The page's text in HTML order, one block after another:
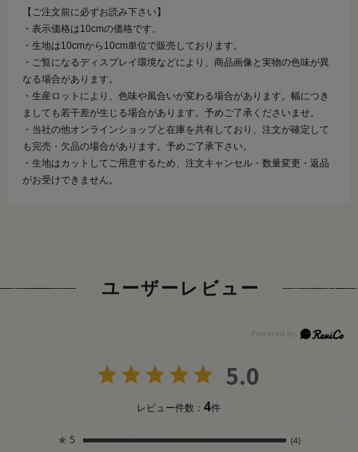
【ご注文前に必ずお読み下さい】
・表示価格は10cmの価格です。
・生地は10cmから10cm単位で販売しております。
・ご覧になるディスプレイ環境などにより、商品画像と実物の色味が異
なる場合があります。
・生産ロットにより、色味や風合いが変わる場合があります。幅につき
ましても若干差が生じる場合があります。予めご了承くださいませ。
・当社の他オンラインショップと在庫を共有しており、注文が確定して
も完売・欠品の場合があります。予めご了承下さい。
・生地はカットしてご用意するため、注文キャンセル・数量変更・返品
がお受けできません。
ユーザーレビュー
5.0
レビュー件数：4件
★ 5 (4)